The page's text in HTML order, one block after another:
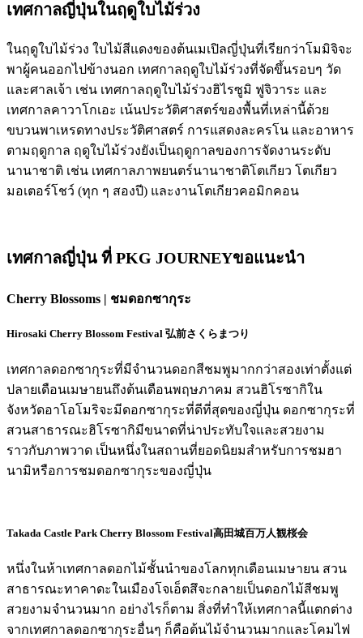
เทศกาลญี่ปุ่นในฤดูใบไม้ร่วง
ในฤดูใบไม้ร่วง ใบไม้สีแดงของต้นเมเปิลญี่ปุ่นที่เรียกว่าโมมิจิจะ
พาผู้คนออกไปข้างนอก เทศกาลฤดูใบไม้ร่วงที่จัดขึ้นรอบๆ วัด
และศาลเจ้า เช่น เทศกาลฤดูใบไม้ร่วงฮิไรซูมิ ฟูจิวาระ และ
เทศกาลคาวาโกเอะ เน้นประวัติศาสตร์ของพื้นที่เหล่านี้ด้วย
ขบวนพาเหรดทางประวัติศาสตร์ การแสดงละครโน และอาหาร
ตามฤดูกาล ฤดูใบไม้ร่วงยังเป็นฤดูกาลของการจัดงานระดับ
นานาชาติ เช่น เทศกาลภาพยนตร์นานาชาติโตเกียว โตเกียว
มอเตอร์โชว์ (ทุก ๆ สองปี) และงานโตเกียวคอมิกคอน
เทศกาลญี่ปุ่น ที่ PKG JOURNEYขอแนะนำ
Cherry Blossoms | ชมดอกซากุระ
Hirosaki Cherry Blossom Festival 弘前さくらまつり
เทศกาลดอกซากุระที่มีจำนวนดอกสีชมพูมากกว่าสองเท่าตั้งแต่
ปลายเดือนเมษายนถึงต้นเดือนพฤษภาคม สวนฮิโรซากิใน
จังหวัดอาโอโมริจะมีดอกซากุระที่ดีที่สุดของญี่ปุ่น ดอกซากุระที่
สวนสาธารณะฮิโรซากิมีขนาดที่น่าประทับใจและสวยงาม
ราวกับภาพวาด เป็นหนึ่งในสถานที่ยอดนิยมสำหรับการชมฮา
นามิหรือการชมดอกซากุระของญี่ปุ่น
Takada Castle Park Cherry Blossom Festival高田城百万人観桜会
หนึ่งในห้าเทศกาลดอกไม้ชั้นนำของโลกทุกเดือนเมษายน สวน
สาธารณะทาคาดะในเมืองโจเอ็ตสึจะกลายเป็นดอกไม้สีชมพู
สวยงามจำนวนมาก อย่างไรก็ตาม สิ่งที่ทำให้เทศกาลนี้แตกต่าง
จากเทศกาลดอกซากุระอื่นๆ ก็คือต้นไม้จำนวนมากและโคมไฟ